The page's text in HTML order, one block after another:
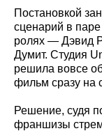
Постановкой
сценарий в
ролях — Дэвид
Думит. Студия
решила вовсе
фильм сразу на
Решение, судя
франшизы